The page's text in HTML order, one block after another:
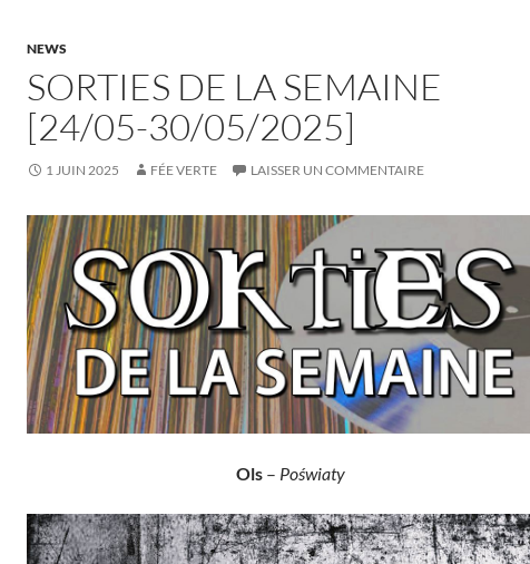
NEWS
SORTIES DE LA SEMAINE
[24/05-30/05/2025]
1 JUIN 2025 FÉE VERTE LAISSER UN COMMENTAIRE
Ols – Poświaty